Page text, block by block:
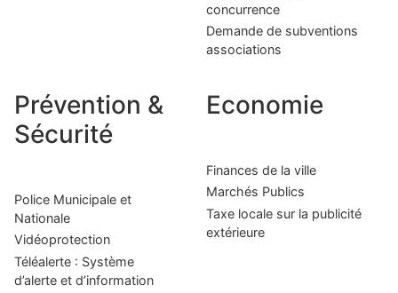
concurrence
Demande de subventions
associations
Prévention &
Sécurité
Police Municipale et
Nationale
Vidéoprotection
Téléalerte : Système
d’alerte et d’information
Economie
Finances de la ville
Marchés Publics
Taxe locale sur la publicité
extérieure